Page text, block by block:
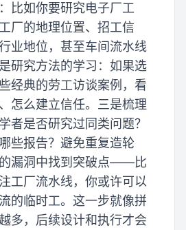
比如你要研究电子厂工
厂的地理位置、招工信
业地位，甚至车间流水线
研究方法的学习：如果选
经典的劳工访谈案例，看
怎么建立信任。三是梳理
者是否研究过同类问题？
些报告？避免重复造轮
漏洞中找到突破点——比
工厂流水线，你或许可以
的临时工。这一步就像拼
多，后续设计和执行才会